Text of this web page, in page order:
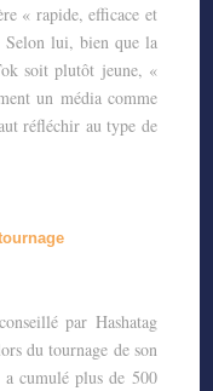
« rapide, efficace et
Selon lui, bien que la
soit plutôt jeune, «
un média comme
réfléchir au type de
par Hashatag
du tournage de son
a cumulé plus de 500